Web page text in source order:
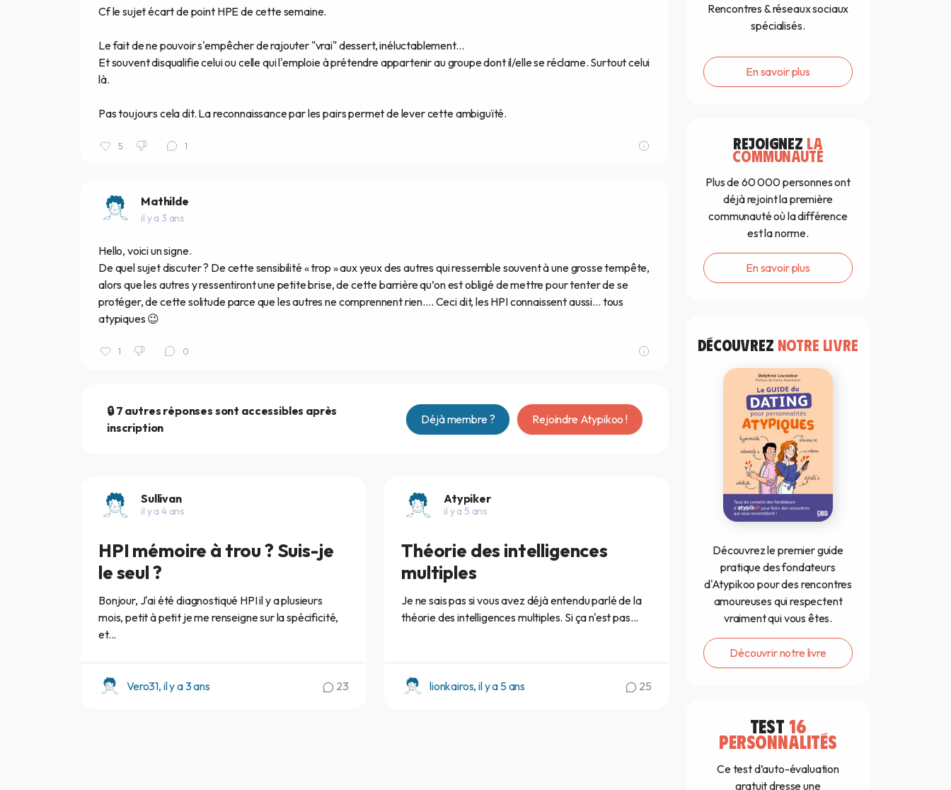
Cf le sujet écart de point HPE de cette semaine.
Le fait de ne pouvoir s'empêcher de rajouter "vrai" dessert, inéluctablement...
Et souvent disqualifie celui ou celle qui l'emploie à prétendre appartenir au groupe dont il/elle se réclame. Surtout celui
là.
Pas toujours cela dit. La reconnaissance par les pairs permet de lever cette ambiguïté.
5 1
Mathilde
il y a 3 ans
Hello, voici un signe.
De quel sujet discuter ? De cette sensibilité « trop » aux yeux des autres qui ressemble souvent à une grosse tempête,
alors que les autres y ressentiront une petite brise, de cette barrière qu’on est obligé de mettre pour tenter de se
protéger, de cette solitude parce que les autres ne comprennent rien…. Ceci dit, les HPI connaissent aussi… tous
atypiques 😉
1 0
🔒 7 autres réponses sont accessibles après
inscription
Déjà membre ? Rejoindre Atypikoo !
Sullivan
il y a 4 ans
HPI mémoire à trou ? Suis-je
le seul ?
Bonjour, J'ai été diagnostiqué HPI il y a plusieurs
mois, petit à petit je me renseigne sur la spécificité,
et...
Vero31, il y a 3 ans 23
Atypiker
il y a 5 ans
Théorie des intelligences
multiples
Je ne sais pas si vous avez déjà entendu parlé de la
théorie des intelligences multiples. Si ça n'est pas...
lionkairos, il y a 5 ans 25
Rencontres & réseaux sociaux
spécialisés.
En savoir plus
REJOIGNEZ LA
COMMUNAUTÉ
Plus de 60 000 personnes ont
déjà rejoint la première
communauté où la différence
est la norme.
En savoir plus
DÉCOUVREZ NOTRE LIVRE
Découvrez le premier guide
pratique des fondateurs
d'Atypikoo pour des rencontres
amoureuses qui respectent
vraiment qui vous êtes.
Découvrir notre livre
TEST 16
PERSONNALITÉS
Ce test d’auto-évaluation
gratuit dresse une